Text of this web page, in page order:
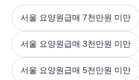
서울 요양원급매 7천만원 미만
서울 요양원급매 3천만원 미만
서울 요양원급매 5천만원 미만